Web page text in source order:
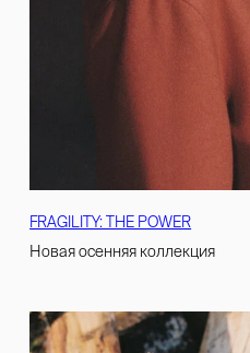
FRAGILITY: THE POWER
Новая осенняя коллекция